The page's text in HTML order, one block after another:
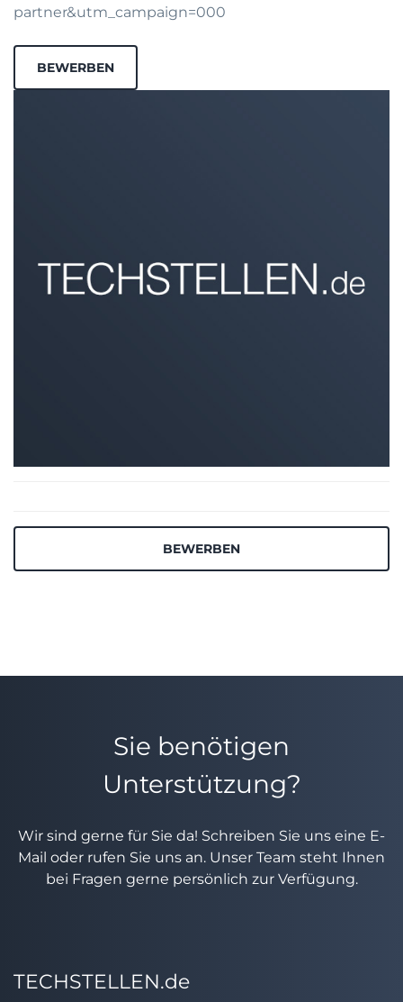
partner&utm_campaign=000
BEWERBEN
BEWERBEN
Sie benötigen
Unterstützung?
Wir sind gerne für Sie da! Schreiben Sie uns eine E-
Mail oder rufen Sie uns an. Unser Team steht Ihnen
bei Fragen gerne persönlich zur Verfügung.
TECHSTELLEN.de